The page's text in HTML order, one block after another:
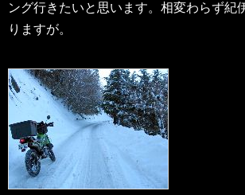
ング行きたいと思います。相変わらず紀
りますが。